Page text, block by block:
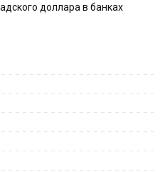
доллара в банках